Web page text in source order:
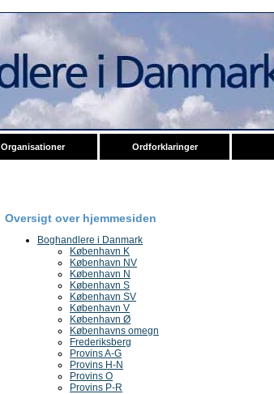
Organisationer Ordforklaringer
Oversigt over hjemmesiden
Boghandlere i Danmark
København K
København NV
København N
København S
København SV
København V
København Ø
Københavns omegn
Frederiksberg
Provins A-G
Provins H-N
Provins O
Provins P-R